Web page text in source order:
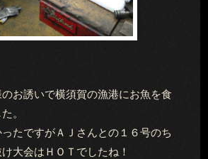
お誘いで横須賀の漁港にお魚を食
。
たですがＡＪさんとの１６号のち
大会はＨＯＴでしたね！